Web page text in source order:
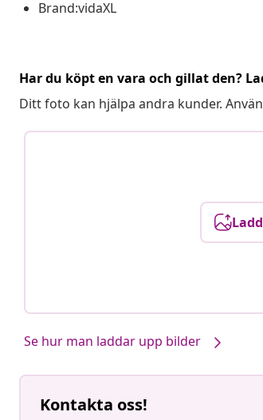
Brand:vidaXL
Har du köpt en vara och gillat den?
Ditt foto kan hjälpa andra kunder.
Se hur man laddar upp bilder
Kontakta oss!